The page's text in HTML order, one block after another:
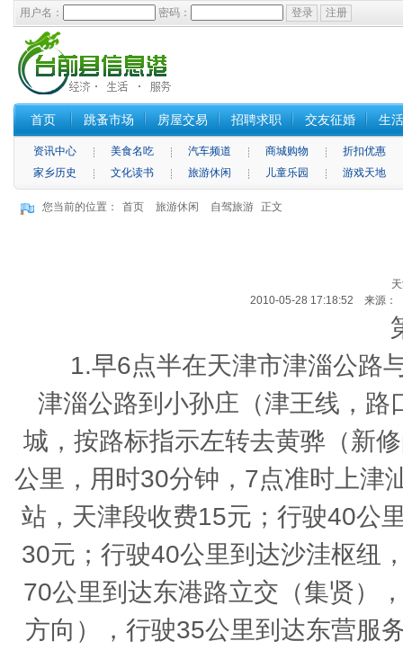
用户名： 密码：
首页 跳蚤市场 房屋交易 招聘求职 交友征婚 生
资讯中心 美食名吃 汽车频道 商城购物
折扣优惠
家乡历史
文化读书 旅游休闲 儿童乐园 游戏天地
您当前的位置： 首页 旅游休闲 自驾旅游 正文
2010-05-28 17:18:52 来源：
1.早6点半在天津市津淄公路与
津淄公路到小孙庄（津王线，
城，按路标指示左转去黄骅（新
公里，用时30分钟，7点准时上津
站，天津段收费15元；行驶40公
30元；行驶40公里到达沙洼枢纽
70公里到达东港路立交（集贤）
方向），行驶35公里到达东营服